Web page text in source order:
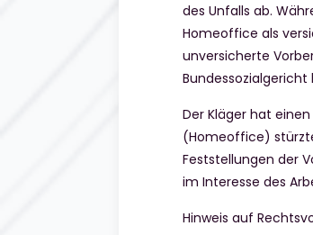
des Unfalls ab.
Homeoffice als
unversicherte
Der Kläger hat
(Homeoffice)
Feststellungen der
im Interesse des
Hinweis auf